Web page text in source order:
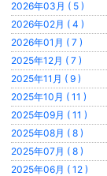
2026年03月 ( 5 )
2026年02月 ( 4 )
2026年01月 ( 7 )
2025年12月 ( 7 )
2025年11月 ( 9 )
2025年10月 ( 11 )
2025年09月 ( 11 )
2025年08月 ( 8 )
2025年07月 ( 8 )
2025年06月 ( 12 )